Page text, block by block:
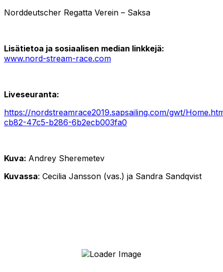
Norddeutscher Regatta Verein – Saksa
Lisätietoa ja sosiaalisen median linkkejä:
www.nord-stream-race.com
Liveseuranta:
https://nordstreamrace2019.sapsailing.com/gwt/
cb82-47c5-b286-6b2ecb003fa0
Kuva: Andrey Sheremetev
Kuvassa: Cecilia Jansson (vas.) ja Sandra Sandqvist